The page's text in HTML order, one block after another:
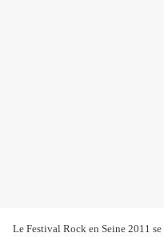
Le Festival Rock en Seine 2011